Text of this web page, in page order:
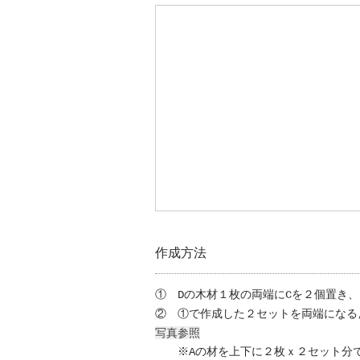
作成方法
① Dの木材１枚の両端にCを２個置き
② ①で作成した２セットを両端になる
写真参照
※Aの材を上下に２枚ｘ２セット分